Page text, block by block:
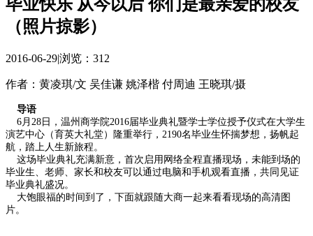
毕业快乐 从今以后 你们是最亲爱的校友
（照片掠影）
2016-06-29|浏览： 312
作者：黄凌琪/文 吴佳谦 姚泽楷 付周迪 王晓琪/摄
导语
6月28日，温州商学院2016届毕业典礼暨学士学位授予仪式在大学生
演艺中心（育英大礼堂）隆重举行，2190名毕业生怀揣梦想，扬帆起
航，踏上人生新旅程。
这场毕业典礼充满新意，首次启用网络全程直播现场，未能到场的
毕业生、老师、家长和校友可以通过电脑和手机观看直播，共同见证
毕业典礼盛况。
大饱眼福的时间到了，下面就跟随大商一起来看看现场的高清图
片。